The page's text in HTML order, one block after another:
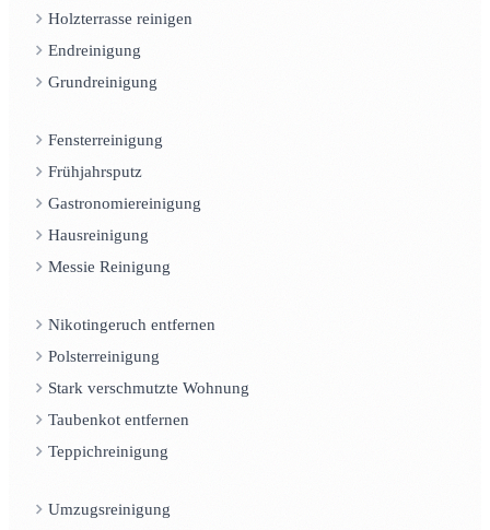
Holzterrasse reinigen
Endreinigung
Grundreinigung
Fensterreinigung
Frühjahrsputz
Gastronomiereinigung
Hausreinigung
Messie Reinigung
Nikotingeruch entfernen
Polsterreinigung
Stark verschmutzte Wohnung
Taubenkot entfernen
Teppichreinigung
Umzugsreinigung